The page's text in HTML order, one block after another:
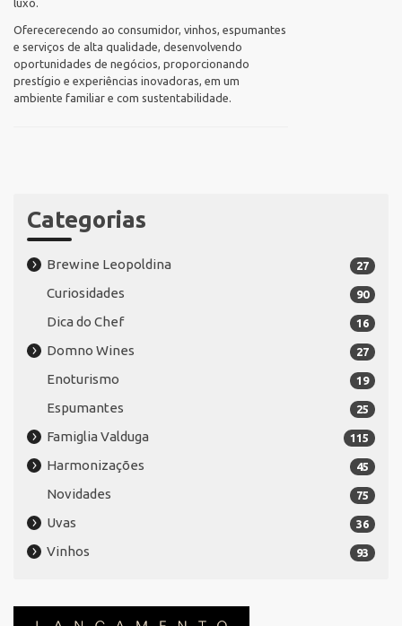
luxo.
Oferecerecendo ao consumidor, vinhos, espumantes
e serviços de alta qualidade, desenvolvendo
oportunidades de negócios, proporcionando
prestígio e experiências inovadoras, em um
ambiente familiar e com sustentabilidade.
Categorias
27
Brewine Leopoldina
90
Curiosidades
16
Dica do Chef
27
Domno Wines
19
Enoturismo
25
Espumantes
115
Famiglia Valduga
45
Harmonizações
75
Novidades
36
Uvas
93
Vinhos